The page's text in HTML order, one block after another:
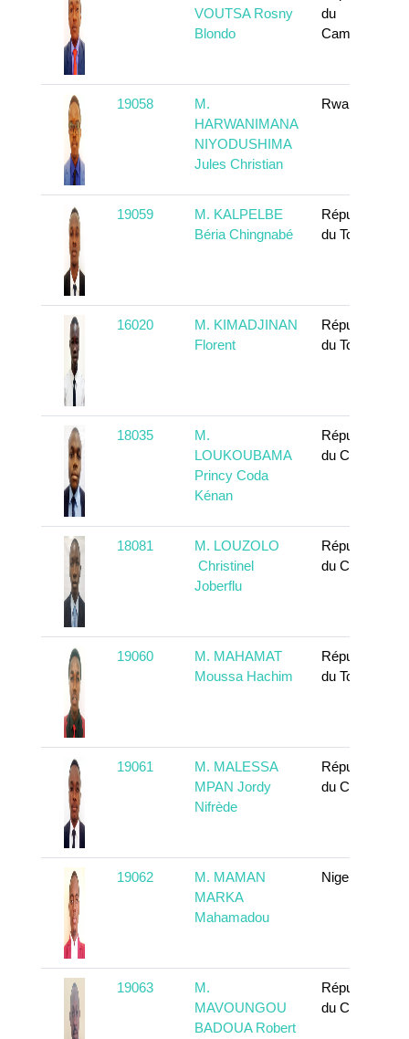
VOUTSA Rosny
Blondo
du
Cameroun
19058
M.
HARWANIMANA
NIYODUSHIMA
Jules Christian
Rwanda
19059
M. KALPELBE
Béria Chingnabé
République
du Tchad
16020
M. KIMADJINAN
Florent
République
du Tchad
18035
M.
LOUKOUBAMA
Princy Coda
Kénan
République
du Congo
18081
M. LOUZOLO
Christinel
Joberflu
République
du Congo
19060
M. MAHAMAT
Moussa Hachim
République
du Tchad
19061
M. MALESSA
MPAN Jordy
Nifrède
République
du Congo
19062
M. MAMAN
MARKA
Mahamadou
Niger
19063
M.
MAVOUNGOU
BADOUA Robert
République
du Congo